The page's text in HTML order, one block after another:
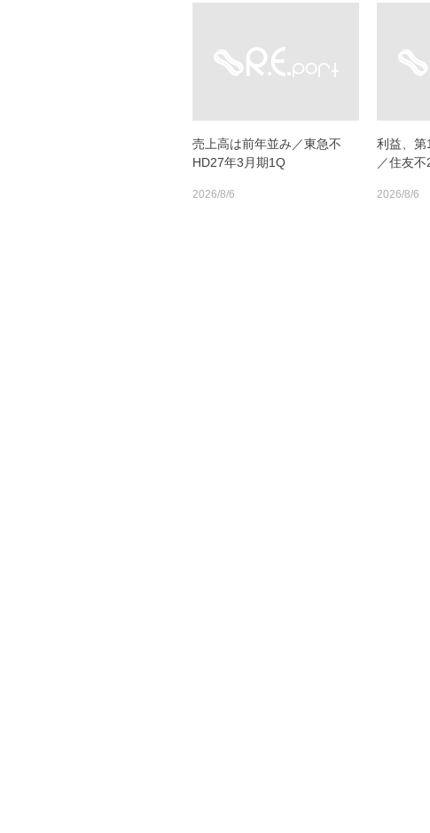
売上高は前年並み／東急不
HD27年3月期1Q
2026/8/6
利益、第
／住友
2026/8/6